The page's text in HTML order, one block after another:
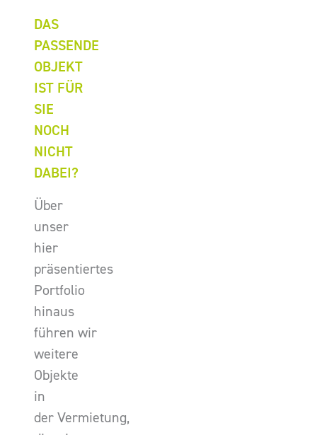
DAS
PASSENDE
OBJEKT
IST FÜR
SIE
NOCH
NICHT
DABEI?
Über
unser
hier
präsentiertes
Portfolio
hinaus
führen wir
weitere
Objekte
in
der Vermietung,